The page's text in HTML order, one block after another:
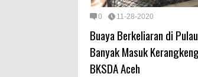
0 11-28-2020
Buaya Berkeliaran di Pulau
Banyak Masuk
BKSDA Aceh